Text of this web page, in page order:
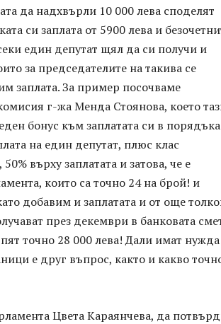
да надхвърли 10 000 лева споделят
си заплата от 5900 лева и
един депутат щял да си получи и
за председателите на такива се
заплата. За пример посочваме
г-жа Менда Стоянова, което
бонус към заплатата си в
на един депутат, плюс клас
върху заплатата и затова, че е
които са точно 24 на брой! и
добавим и заплатата и от още
през декември в банковата
точно 28 000 лева! Дали имат нужда
е друг въпрос, както и какво
Цвета Караянчева, да